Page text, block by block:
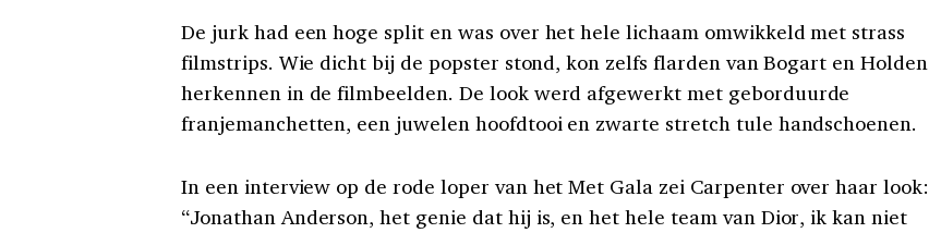
De jurk had een hoge split en was over het hele lichaam omwikkeld met strass
filmstrips. Wie dicht bij de popster stond, kon zelfs flarden van Bogart en Holden
herkennen in de filmbeelden. De look werd afgewerkt met geborduurde
franjemanchetten, een juwelen hoofdtooi en zwarte stretch tule handschoenen.
In een interview op de rode loper van het Met Gala zei Carpenter over haar look:
“Jonathan Anderson, het genie dat hij is, en het hele team van Dior, ik kan niet